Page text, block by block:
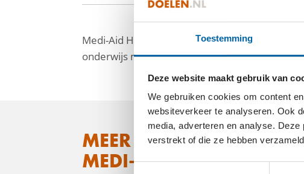
Toestemming
Deze website maakt gebruik van
We gebruiken cookies om content
websiteverkeer te analyseren. Ook
media, adverteren en analyse.
verstrekt of die ze hebben
Medi-Aid Holland Sri Lanka ondersteunt
onderwijs maar ook materieel en materiaal
MEER WETEN OVER
MEDI-AID HOLLAND
facebook